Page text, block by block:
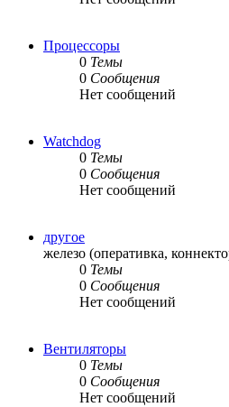
Процессоры
0 Темы
0 Сообщения
Нет сообщений
Watchdog
0 Темы
0 Сообщения
Нет сообщений
другое
железо (оперативка,
0 Темы
0 Сообщения
Нет сообщений
Вентиляторы
0 Темы
0 Сообщения
Нет сообщений